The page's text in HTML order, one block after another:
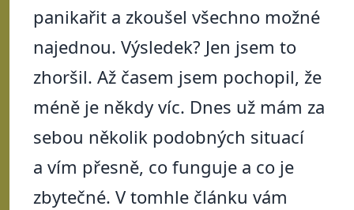
panikařit a zkoušel všechno možné
najednou. Výsledek? Jen jsem to
zhoršil. Až časem jsem pochopil, že
méně je někdy víc. Dnes už mám za
sebou několik podobných situací
a vím přesně, co funguje a co je
zbytečné. V tomhle článku vám